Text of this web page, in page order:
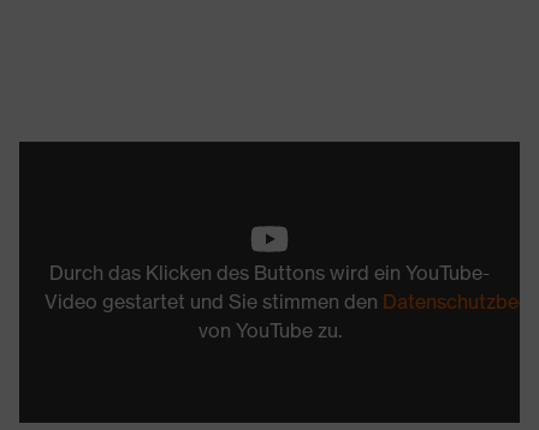
Durch das Klicken des Buttons wird ein YouTube-
Video gestartet und Sie stimmen den
von YouTube zu.